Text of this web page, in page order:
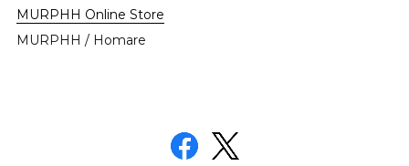
MURPHH Online Store
MURPHH / Homare